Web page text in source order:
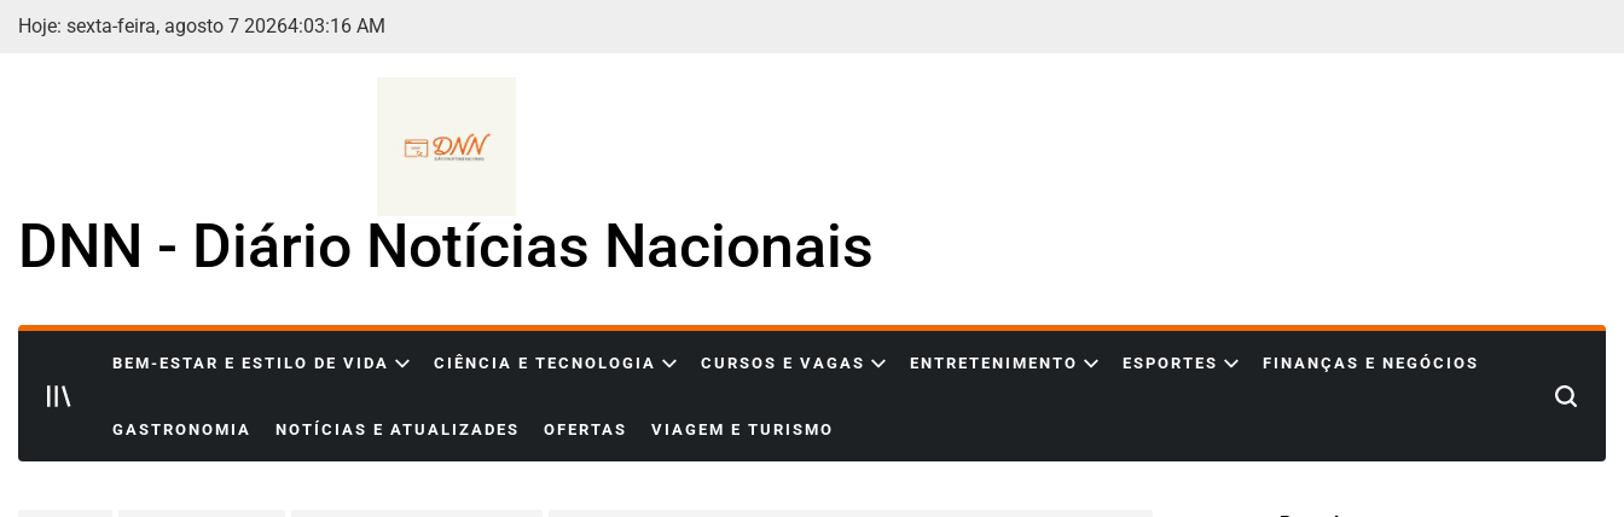
Skip
Hoje: sexta-feira, agosto 7 20264:03:17 AM
DNN - Diário Notícias Nacionais
BEM-ESTAR E ESTILO DE VIDA CIÊNCIA E TECNOLOGIA CURSOS E VAGAS ENTRETENIMENTO ESPORTES FINANÇAS E NEGÓCIOS
GASTRONOMIA NOTÍCIAS E ATUALIZADES OFERTAS VIAGEM E TURISMO
Search